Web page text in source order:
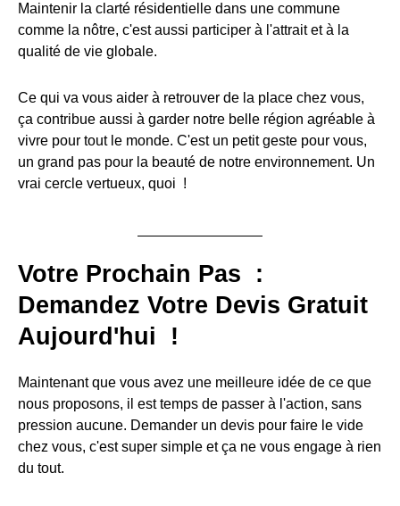
Maintenir la clarté résidentielle dans une commune
comme la nôtre, c'est aussi participer à l'attrait et à la
qualité de vie globale.
Ce qui va vous aider à retrouver de la place chez vous,
ça contribue aussi à garder notre belle région agréable à
vivre pour tout le monde. C'est un petit geste pour vous,
un grand pas pour la beauté de notre environnement. Un
vrai cercle vertueux, quoi !
Votre Prochain Pas :
Demandez Votre Devis Gratuit
Aujourd'hui !
Maintenant que vous avez une meilleure idée de ce que
nous proposons, il est temps de passer à l'action, sans
pression aucune. Demander un devis pour faire le vide
chez vous, c'est super simple et ça ne vous engage à rien
du tout.